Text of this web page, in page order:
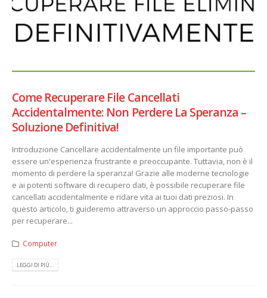
Come Recuperare File Cancellati
Accidentalmente: Non Perdere La Speranza –
Soluzione Definitiva!
Introduzione Cancellare accidentalmente un file importante può
essere un'esperienza frustrante e preoccupante. Tuttavia, non è il
momento di perdere la speranza! Grazie alle moderne tecnologie
e ai potenti software di recupero dati, è possibile recuperare file
cancellati accidentalmente e ridare vita ai tuoi dati preziosi. In
questo articolo, ti guideremo attraverso un approccio passo-passo
per recuperare...
Computer
LEGGI DI PIÙ...